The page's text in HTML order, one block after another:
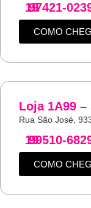
19
97421-
COMO
Loja 1A99
Rua São José,
19
99510-
COMO